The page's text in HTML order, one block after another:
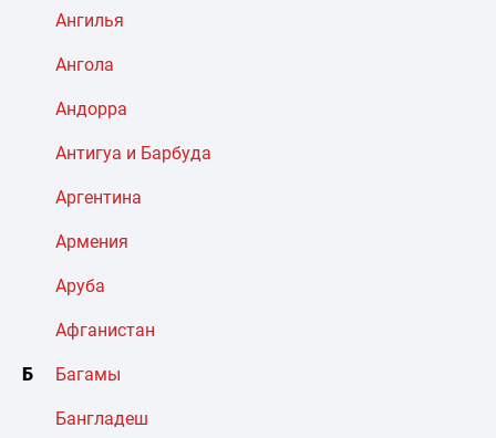
Ангилья
Ангола
Андорра
Антигуа и Барбуда
Аргентина
Армения
Аруба
Афганистан
Б Багамы
Бангладеш